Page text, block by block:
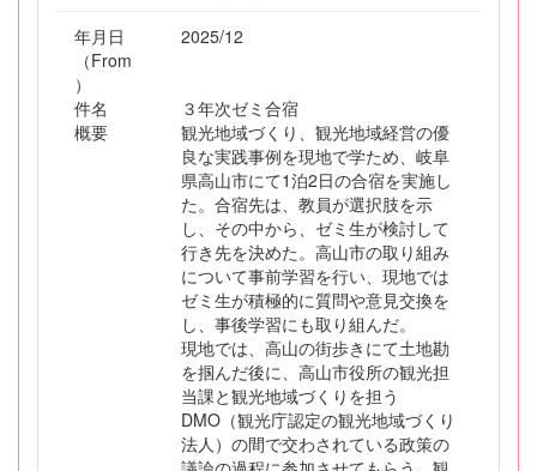
年月日
（From
）
2025/12
件名
３年次ゼミ合宿
概要
観光地域づくり、観光地域経営の優
良な実践事例を現地で学ため、岐阜
県高山市にて1泊2日の合宿を実施し
た。合宿先は、教員が選択肢を示
し、その中から、ゼミ生が検討して
行き先を決めた。高山市の取り組み
について事前学習を行い、現地では
ゼミ生が積極的に質問や意見交換を
し、事後学習にも取り組んだ。
現地では、高山の街歩きにて土地勘
を掴んだ後に、高山市役所の観光担
当課と観光地域づくりを担う
DMO（観光庁認定の観光地域づくり
法人）の間で交わされている政策の